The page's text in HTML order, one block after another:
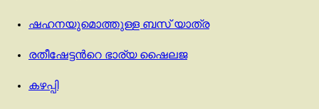
ഷഹനയുമൊത്തുള്ള ബസ് യാത്ര
രതീഷേട്ടൻറെ ഭാര്യ ഷൈലജ
കഴപ്പി